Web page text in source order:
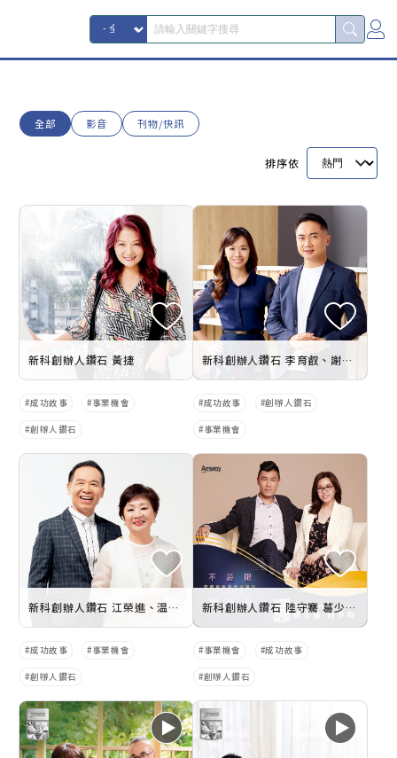
全部 影音 刊物/快訊
排序依
新科創辦人鑽石 黃捷
成功故事 事業機會
創辦人鑽石
新科創辦人鑽石 李育叡、謝欣怡
成功故事 創辦人鑽石
事業機會
新科創辦人鑽石 江榮進、温寶蓮
成功故事 事業機會
創辦人鑽石
新科創辦人鑽石 陸守騫 葛少均 願望ㄧ次滿足 在安麗找到 想要的幸福
事業機會 成功故事
創辦人鑽石